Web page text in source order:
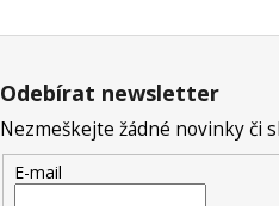
Odebírat newsletter
Nezmeškejte žádné novinky či
E-mail